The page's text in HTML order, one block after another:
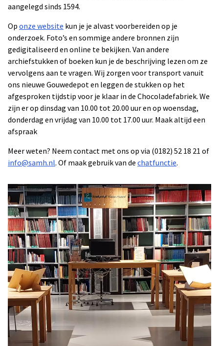
aangelegd sinds 1594.
Op onze website kun je je alvast voorbereiden op je
onderzoek. Foto’s en sommige andere bronnen zijn
gedigitaliseerd en online te bekijken. Van andere
archiefstukken of boeken kun je de beschrijving lezen om ze
vervolgens aan te vragen. Wij zorgen voor transport vanuit
ons nieuwe Gouwedepot en leggen de stukken op het
afgesproken tijdstip voor je klaar in de Chocoladefabriek. We
zijn er op dinsdag van 10.00 tot 20.00 uur en op woensdag,
donderdag en vrijdag van 10.00 tot 17.00 uur. Maak altijd een
afspraak
Meer weten? Neem contact met ons op via (0182) 52 18 21 of
info@samh.nl. Of maak gebruik van de chatfunctie.